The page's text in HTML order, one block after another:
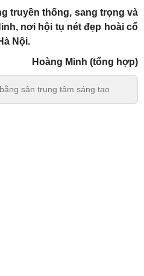
truyền thống, sang trọng và
nơi hội tụ nét đẹp hoài cổ
Nội.
Hoàng Minh (tổng hợp)
sân trung tâm sáng tạo